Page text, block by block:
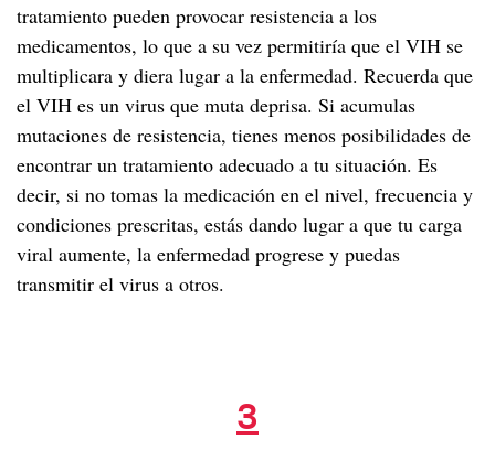
tratamiento pueden provocar resistencia a los
medicamentos, lo que a su vez permitiría que el VIH se
multiplicara y diera lugar a la enfermedad. Recuerda que
el VIH es un virus que muta deprisa. Si acumulas
mutaciones de resistencia, tienes menos posibilidades de
encontrar un tratamiento adecuado a tu situación. Es
decir, si no tomas la medicación en el nivel, frecuencia y
condiciones prescritas, estás dando lugar a que tu carga
viral aumente, la enfermedad progrese y puedas
transmitir el virus a otros.
3